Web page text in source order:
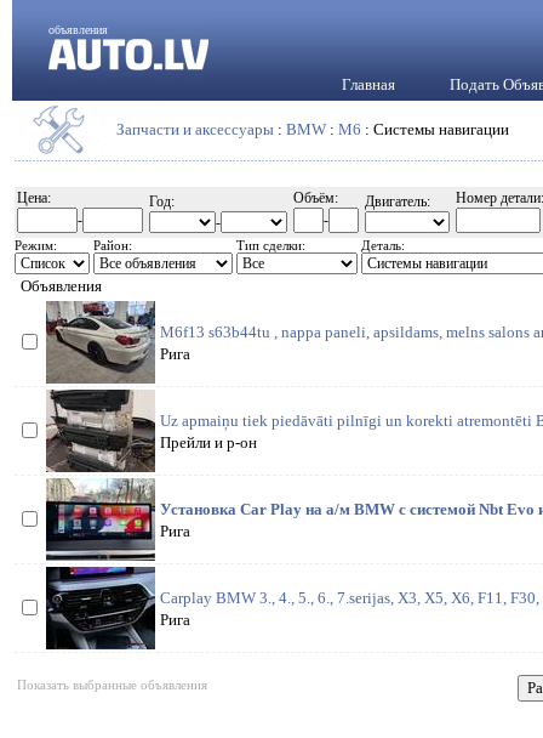
объявления
Главная Подать
Запчасти и аксессуары : BMW : M6 : Системы навигации
Цена:
-
Год:
-
Объём:
-
Двигатель: Номер детали:
Режим: Район: Тип сделки: Деталь:
Объявления
M6f13 s63b44tu , nappa paneli, apsildams, melns salons
Рига
Uz apmaiņu tiek piedāvāti pilnīgi un korekti atremontēti
Прейли и р-он
Установка Car Play на а/м BMW с системой Nbt Evo
Рига
Carplay BMW 3., 4., 5., 6., 7.serijas, X3, X5, X6, F11,
Рига
Показать выбранные объявления